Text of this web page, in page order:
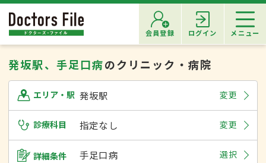
会員登録 ログイン メニュー
発坂駅、手足口病のクリニック・病院
エリア・駅 発坂駅 変更
診療科目 指定なし 変更
詳細条件 手足口病 選択